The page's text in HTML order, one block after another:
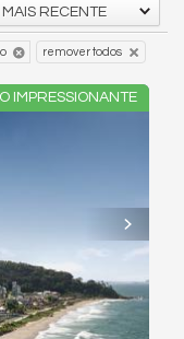
MAIS RECENTE
remover todos
IMPRESSIONANTE